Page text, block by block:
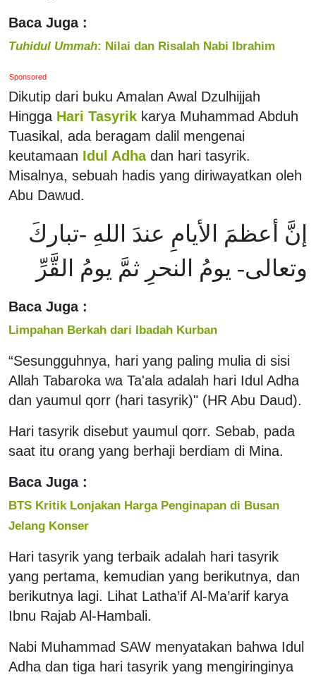
Baca Juga :
Tuhidul Ummah: Nilai dan Risalah Nabi Ibrahim
Sponsored
Dikutip dari buku Amalan Awal Dzulhijjah
Hingga Hari Tasyrik karya Muhammad Abduh
Tuasikal, ada beragam dalil mengenai
keutamaan Idul Adha dan hari tasyrik.
Misalnya, sebuah hadis yang diriwayatkan oleh
Abu Dawud.
إنَّ أعظمَ الأيامِ عندَ اللهِ -تباركَ
وتعالى- يومُ النحرِ ثمَّ يومُ القَّرِّ
Baca Juga :
Limpahan Berkah dari Ibadah Kurban
“Sesungguhnya, hari yang paling mulia di sisi
Allah Tabaroka wa Ta'ala adalah hari Idul Adha
dan yaumul qorr (hari tasyrik)" (HR Abu Daud).
Hari tasyrik disebut yaumul qorr. Sebab, pada
saat itu orang yang berhaji berdiam di Mina.
Baca Juga :
BTS Kritik Lonjakan Harga Penginapan di Busan
Jelang Konser
Hari tasyrik yang terbaik adalah hari tasyrik
yang pertama, kemudian yang berikutnya, dan
berikutnya lagi. Lihat Latha’if Al-Ma’arif karya
Ibnu Rajab Al-Hambali.
Nabi Muhammad SAW menyatakan bahwa Idul
Adha dan tiga hari tasyrik yang mengiringinya